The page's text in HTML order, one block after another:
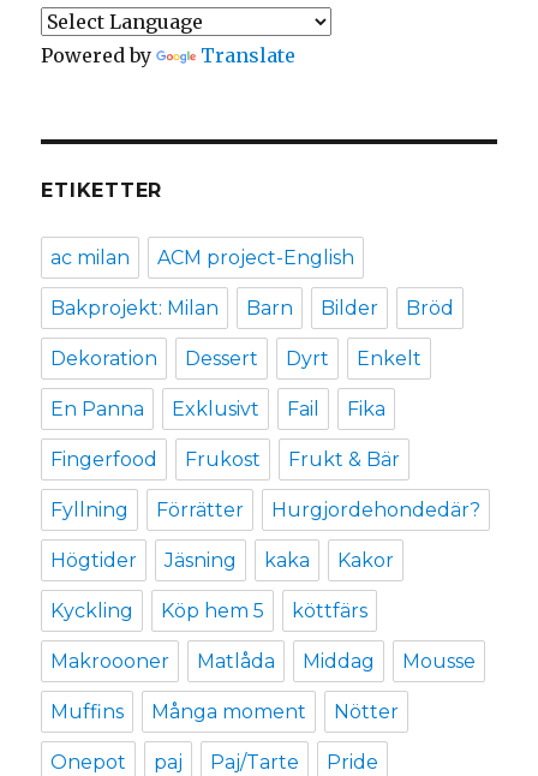
Powered by Translate
ETIKETTER
ac milan ACM project-English
Bakprojekt: Milan Barn Bilder Bröd
Dekoration Dessert Dyrt Enkelt
En Panna Exklusivt Fail Fika
Fingerfood Frukost Frukt & Bär
Fyllning Förrätter Hurgjordehondedär?
Högtider Jäsning kaka Kakor
Kyckling Köp hem 5 köttfärs
Makroooner Matlåda Middag Mousse
Muffins Många moment Nötter
Onepot paj Paj/Tarte Pride